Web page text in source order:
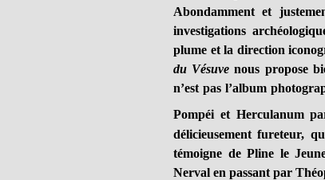
Abondamment et
investigations
plume et la direction
du Vésuve nous propose
n’est pas l’album
Pompéi et Herculanum
délicieusement fureteur,
témoigne de Pline le
Nerval en passant par